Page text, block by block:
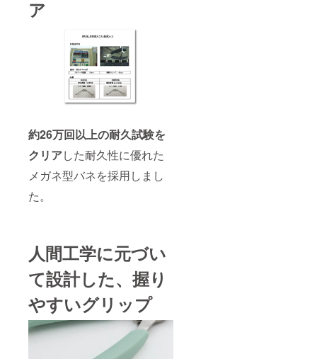
ア
約26万回以上の耐久試験を
クリアした耐久性に優れた
メガネ型バネを採用しまし
た。
人間工学に元づい
て設計した、握り
やすいグリップ